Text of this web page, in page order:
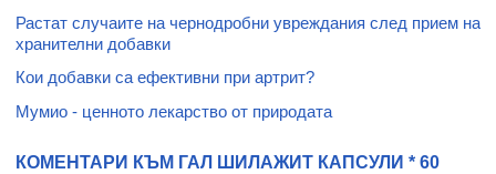
Растат случаите на чернодробни увреждания след прием на
хранителни добавки
Кои добавки са ефективни при артрит?
Мумио - ценното лекарство от природата
КОМЕНТАРИ КЪМ ГАЛ ШИЛАЖИТ КАПСУЛИ * 60